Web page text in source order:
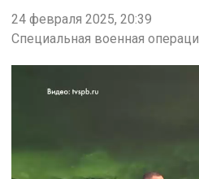
24 февраля 2025, 20:39
Специальная военная